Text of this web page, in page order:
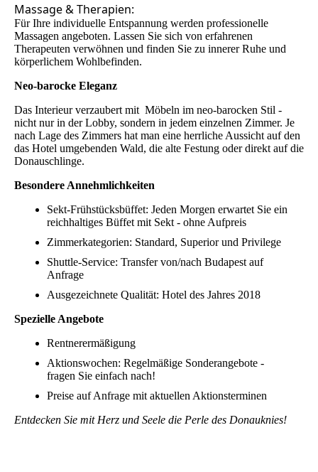
Massage & Therapien:
Für Ihre individuelle Entspannung werden professionelle
Massagen angeboten. Lassen Sie sich von erfahrenen
Therapeuten verwöhnen und finden Sie zu innerer Ruhe und
körperlichem Wohlbefinden.
Neo-barocke Eleganz
Das Interieur verzaubert mit Möbeln im neo-barocken Stil -
nicht nur in der Lobby, sondern in jedem einzelnen Zimmer. Je
nach Lage des Zimmers hat man eine herrliche Aussicht auf den
das Hotel umgebenden Wald, die alte Festung oder direkt auf die
Donauschlinge.
Besondere Annehmlichkeiten
Sekt-Frühstücksbüffet: Jeden Morgen erwartet Sie ein
reichhaltiges Büffet mit Sekt - ohne Aufpreis
Zimmerkategorien: Standard, Superior und Privilege
Shuttle-Service: Transfer von/nach Budapest auf
Anfrage
Ausgezeichnete Qualität: Hotel des Jahres 2018
Spezielle Angebote
Rentnerermäßigung
Aktionswochen: Regelmäßige Sonderangebote -
fragen Sie einfach nach!
Preise auf Anfrage mit aktuellen Aktionsterminen
Entdecken Sie mit Herz und Seele die Perle des Donauknies!